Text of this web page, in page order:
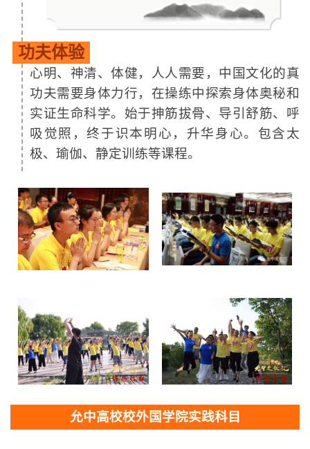
功夫体验
心明、神清、体健，人人需要，中国文化的真
功夫需要身体力行，在操练中探索身体奥秘和
实证生命科学。始于抻筋拔骨、导引舒筋、呼
吸觉照，终于识本明心，升华身心。包含太
极、瑜伽、静定训练等课程。
允中高校校外国学院实践科目